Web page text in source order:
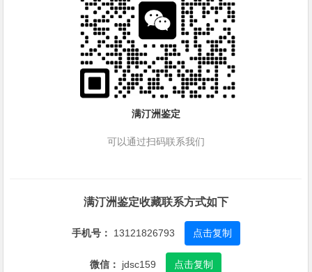
满汀洲鉴定
可以通过扫码联系我们
满汀洲鉴定收藏联系方式如下
手机号： 13121826793 点击复制
微信： jdsc159
点击复制